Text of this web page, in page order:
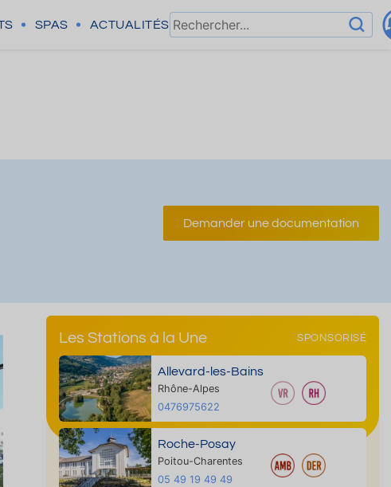
SPAS ACTUALITÉS
Demander une documentation
Les Stations à la Une SPONSORISÉ
Allevard-les-Bains
Rhône-Alpes
0476975622
Roche-Posay
Poitou-Charentes
05 49 19 49 49